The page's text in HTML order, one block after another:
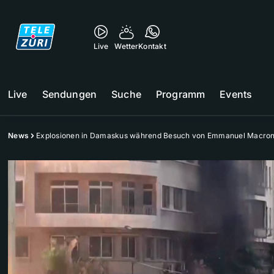
Live WetterKontakt
Live Sendungen Suche Programm Events
News Explosionen in Damaskus während Besuch von Emmanuel